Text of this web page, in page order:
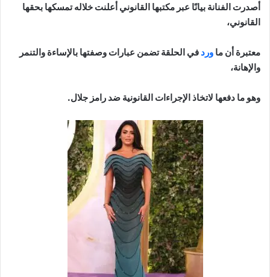
أصدرت الفنانة بيانًا عبر مكتبها القانوني أعلنت خلاله تمسكها بحقها
القانوني،
معتبرة أن ما ورد في الحلقة تضمن عبارات وصفتها بالإساءة والتنمر
والإهانة،
وهو ما دفعها لاتخاذ الإجراءات القانونية ضد رامز جلال.